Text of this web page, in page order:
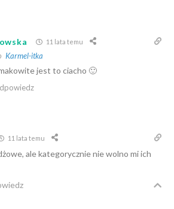
11 lata temu
Karmel-itka
jest to ciacho 🙂
11 lata temu
ale kategorycznie nie wolno mi ich